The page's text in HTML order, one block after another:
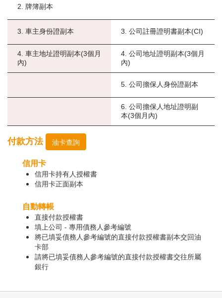
2. 牌簿副本
3. 車主身份證副本 3. 公司註冊證明書副本(CI)
4. 車主地址證明副本(3個月
內)
4. 公司地址證明副本(3個月
內)
5. 公司擔保人身份證副本
6. 公司擔保人地址證明副
本(3個月內)
付款方法 油卡查詢
信用卡
信用卡持有人授權書
信用卡正面副本
自動轉帳
直接付款授權書
填上公司 - 專用債務人參考編號
將已填妥債務人參考編號的直接付款授權書副本交回油
卡部
請將已填妥債務人參考編號的直接付款授權書交往所屬
銀行